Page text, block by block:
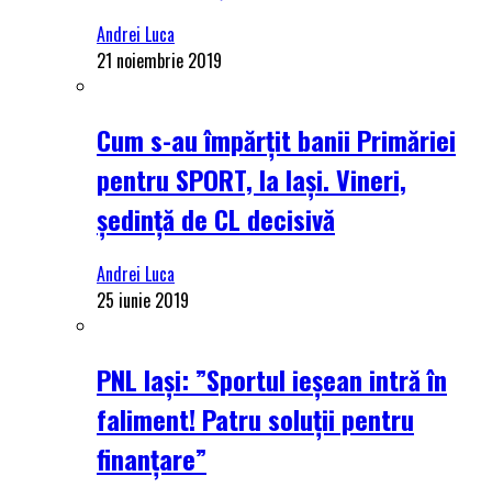
Andrei Luca
21 noiembrie 2019
Cum s-au împărțit banii Primăriei
pentru SPORT, la Iași. Vineri,
ședință de CL decisivă
Andrei Luca
25 iunie 2019
PNL Iași: ”Sportul ieșean intră în
faliment! Patru soluții pentru
finanțare”